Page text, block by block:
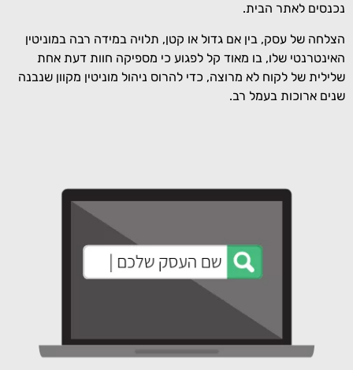
נכנסים לאתר הבית.
הצלחה של עסק, בין אם גדול או קטן, תלויה במידה רבה במוניטין
האינטרנטי שלו, בו מאוד קל לפגוע כי מספיקה חוות דעת אחת
שלילית של לקוח לא מרוצה, כדי להרוס ניהול מוניטין מקוון שנבנה
שנים ארוכות בעמל רב.